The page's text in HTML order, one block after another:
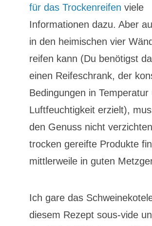
für das Trockenreifen viele
Informationen dazu. Aber
in den heimischen vier
reifen kann (Du benötigst
einen Reifeschrank, der
Bedingungen in Temperatur
Luftfeuchtigkeit erzielt),
den Genuss nicht
trocken gereifte Produkte
mittlerweile in guten
Ich gare das
diesem Rezept sous-vide